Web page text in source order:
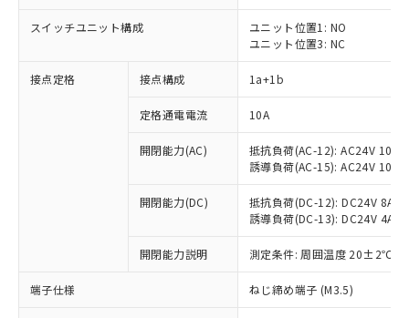
スイッチユニット構成
ユニット位置1: NO
ユニット位置3: NC
接点定格 接点構成 1a+1b
定格通電電流 10A
開閉能力(AC)
抵抗負荷(AC-12): AC24V 10A/
誘導負荷(AC-15): AC24V
開閉能力(DC)
抵抗負荷(DC-12): DC24V 8A/
誘導負荷(DC-13): DC24V 4A/
開閉能力説明 測定条件: 周囲温度 20±2℃、
端子仕様 ねじ締め端子 (M3.5)
※1 対応状況
対応済み：EU RoHS指令（10物質）の
非含有に対応した製品が提供可能な商品で